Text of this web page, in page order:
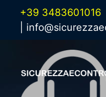
contenuto
+39 3483601016